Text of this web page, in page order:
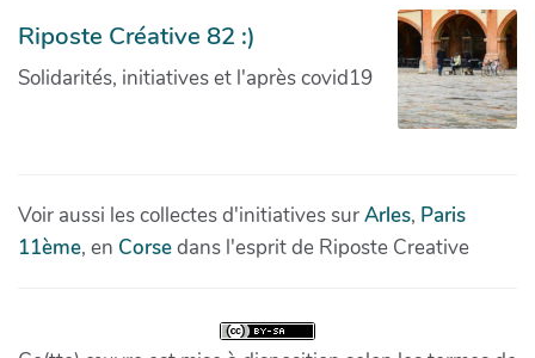
Riposte Créative 82 :)
Solidarités, initiatives et l'après covid19
Voir aussi les collectes d'initiatives surArles, Paris
11ème, en Corsedans l'esprit de Riposte Creative